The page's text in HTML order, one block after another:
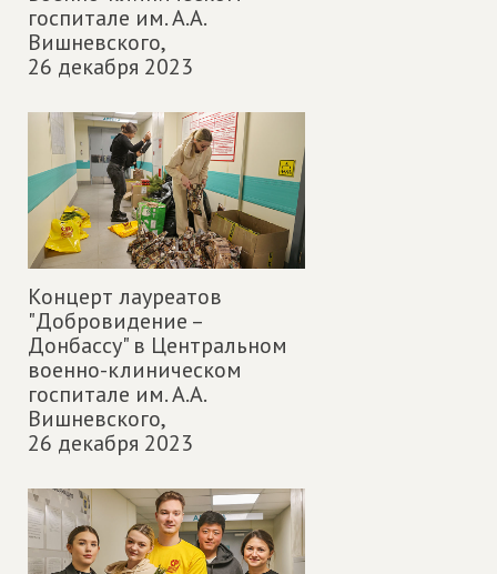
госпитале им. А.А.
Вишневского,
26 декабря 2023
Концерт лауреатов
"Добровидение –
Донбассу" в Центральном
военно-клиническом
госпитале им. А.А.
Вишневского,
26 декабря 2023